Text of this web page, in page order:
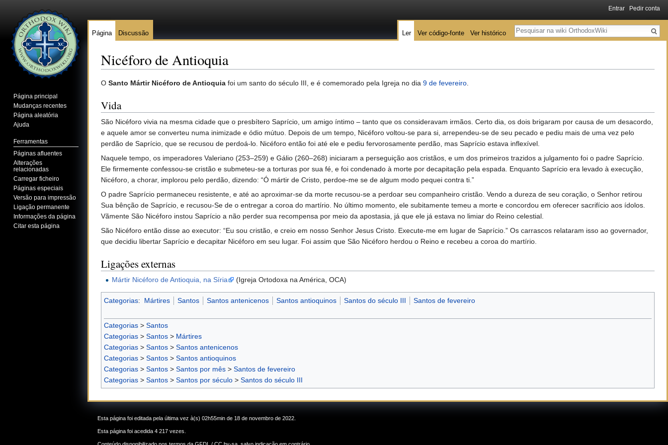
Nicéforo de Antioquia
O Santo Mártir Nicéforo de Antioquia foi um santo do século III, e é comemorado pela Igreja no dia 9 de fevereiro.
Vida
São Nicéforo vivia na mesma cidade que o presbítero Saprício, um amigo íntimo – tanto que os consideravam irmãos. Certo dia, os dois brigaram por causa de um desacordo,
e aquele amor se converteu numa inimizade e ódio mútuo. Depois de um tempo, Nicéforo voltou-se para si, arrependeu-se de seu pecado e pediu mais de uma vez pelo
perdão de Saprício, que se recusou de perdoá-lo. Nicéforo então foi até ele e pediu fervorosamente perdão, mas Saprício estava inflexível.
Naquele tempo, os imperadores Valeriano (253–259) e Gálio (260–268) iniciaram a perseguição aos cristãos, e um dos primeiros trazidos a julgamento foi o padre Saprício.
Ele firmemente confessou-se cristão e submeteu-se a torturas por sua fé, e foi condenado à morte por decapitação pela espada. Enquanto Saprício era levado à execução,
Nicéforo, a chorar, implorou pelo perdão, dizendo: “Ó mártir de Cristo, perdoe-me se de algum modo pequei contra ti.”
O padre Saprício permaneceu resistente, e até ao aproximar-se da morte recusou-se a perdoar seu companheiro cristão. Vendo a dureza de seu coração, o Senhor retirou
Sua bênção de Saprício, e recusou-Se de o entregar a coroa do martírio. No último momento, ele subitamente temeu a morte e concordou em oferecer sacrifício aos ídolos.
Vãmente São Nicéforo instou Saprício a não perder sua recompensa por meio da apostasia, já que ele já estava no limiar do Reino celestial.
São Nicéforo então disse ao executor: “Eu sou cristão, e creio em nosso Senhor Jesus Cristo. Execute-me em lugar de Saprício.” Os carrascos relataram isso ao governador,
que decidiu libertar Saprício e decapitar Nicéforo em seu lugar. Foi assim que São Nicéforo herdou o Reino e recebeu a coroa do martírio.
Ligações externas
Mártir Nicéforo de Antioquia, na Síria (Igreja Ortodoxa na América, OCA)
Categorias: Mártires Santos Santos antenicenos Santos antioquinos Santos do século III Santos de fevereiro
Categorias > Santos
Categorias > Santos > Mártires
Categorias > Santos > Santos antenicenos
Categorias > Santos > Santos antioquinos
Categorias > Santos > Santos por mês > Santos de fevereiro
Categorias > Santos > Santos por século > Santos do século III
Entrar Pedir conta
Página Discussão Ler Ver código-fonte Ver histórico
Pesquisa
Página principal
Mudanças recentes
Página aleatória
Ajuda
Ferramentas
Páginas afluentes
Alterações
relacionadas
Carregar ficheiro
Páginas especiais
Versão para impressão
Ligação permanente
Informações da página
Citar esta página
Esta página foi editada pela última vez à(s) 02h55min de 18 de novembro de 2022.
Esta página foi acedida 4 217 vezes.